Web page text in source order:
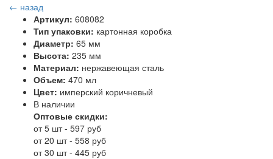
← назад
Артикул: 608082
Тип упаковки: картонная коробка
Диаметр: 65 мм
Высота: 235 мм
Материал: нержавеющая сталь
Объем: 470 мл
Цвет: имперский коричневый
В наличии
Оптовые скидки:
от 5 шт - 597 руб
от 20 шт - 558 руб
от 30 шт - 445 руб